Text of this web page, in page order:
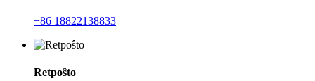
+86 18822138833
Retpoŝto